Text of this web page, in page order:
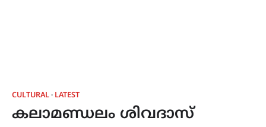
CULTURAL LATEST
കലാമണ്ഡലം ശിവദാസ്